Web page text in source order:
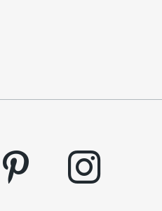
pinterest instagram